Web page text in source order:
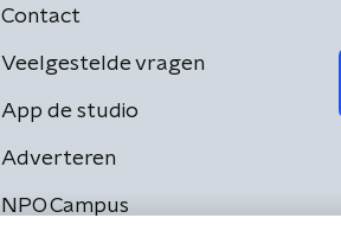
Contact
Veelgestelde vragen
App de studio
Adverteren
NPO Campus